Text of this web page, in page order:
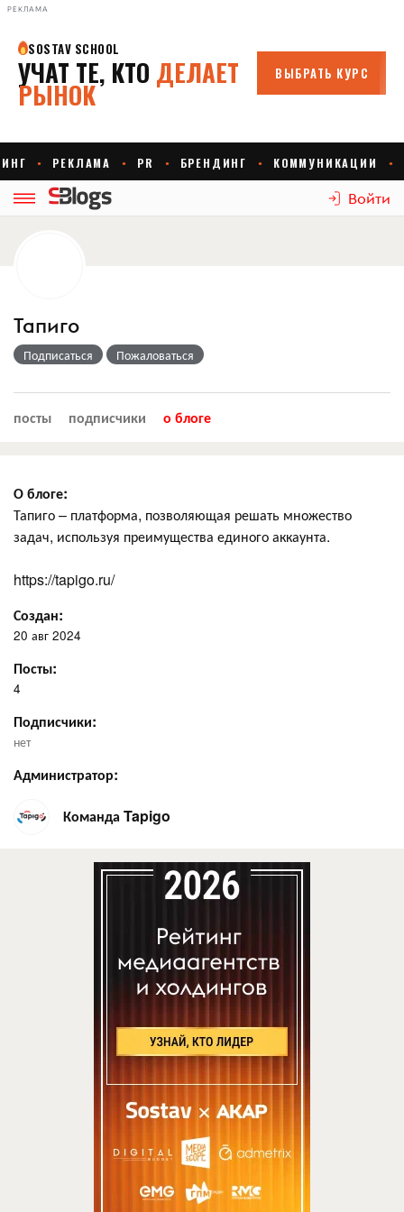
РЕКЛАМА
Войти
Тапиго
Подписаться Пожаловаться
посты подписчики о блоге
О блоге:
Тапиго – платформа, позволяющая решать множество
задач, используя преимущества единого аккаунта.
https://tapigo.ru/
Создан:
20 авг 2024
Посты:
4
Подписчики:
нет
Администратор:
Команда Tapigo